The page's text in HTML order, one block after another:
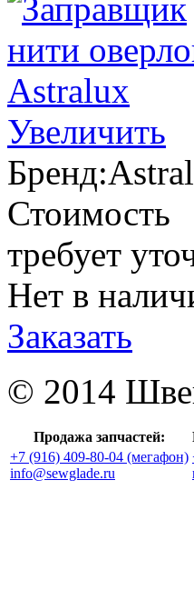
Увеличить
Бренд:
Стоимость
требует
Нет в
Заказать
© 2014
Продажа запчастей:
+7 (916) 409-80-04 (мегафон)
info@sewglade.ru